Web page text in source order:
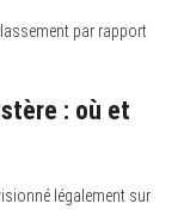
par rapport
: où et
légalement sur